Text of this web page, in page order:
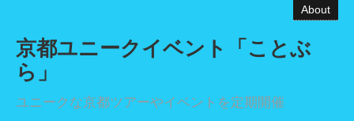
About
京都ユニークイベント「ことぶ
ら」
ユニークな京都ツアーやイベントを定期開催